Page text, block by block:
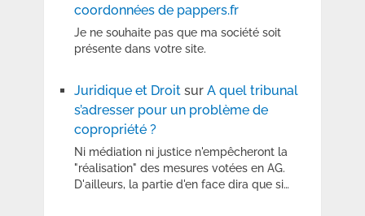
coordonnées de pappers.fr
Je ne souhaite pas que ma société soit
présente dans votre site.
Juridique et Droitsur A quel tribunal
s’adresser pour un problème de
copropriété ?
Ni médiation ni justice n'empêcheront la
"réalisation" des mesures votées en AG.
D'ailleurs, la partie d'en face dira que si…